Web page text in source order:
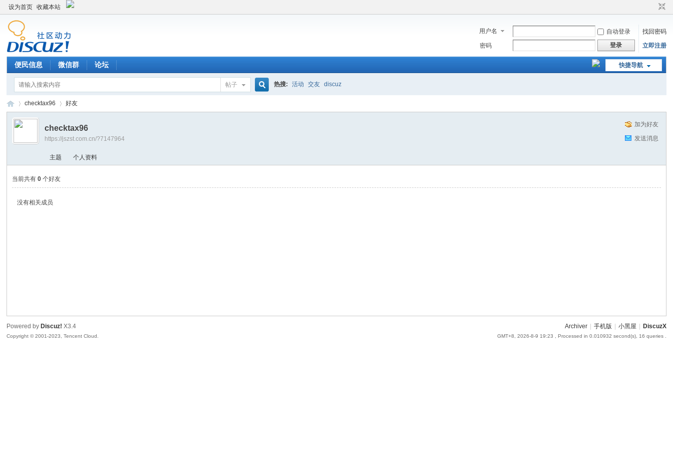
设为首页 收藏本站
用户名 自动登录
找回密码
密码
登录 立即注册
快捷导航
便民信息 微信群 论坛
帖子 热搜: 活动 交友 discuz
›
checktax96 好友
加为好友
发送消息
checktax96
https://jszst.com.cn/?7147964
主题 个人资料
当前共有0 个好友
没有相关成员
Archiver 手机版 小黑屋 DiscuzX
GMT+8, 2026-8-9 19:23 , Processed in 0.010932 second(s), 16 queries .
Powered by Discuz! X3.4
Copyright © 2001-2023, Tencent Cloud.